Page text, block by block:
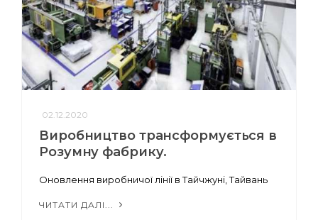
02.12.2020
Виробництво трансформується в
Розумну фабрику.
Оновлення виробничої лінії в Тайчжуні, Тайвань
ЧИТАТИ ДАЛІ...